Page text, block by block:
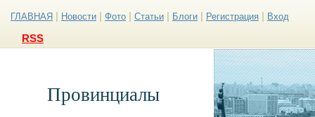
ГЛАВНАЯ Новости Фото Статьи Блоги Регистрация Вход
RSS
Провинциалы